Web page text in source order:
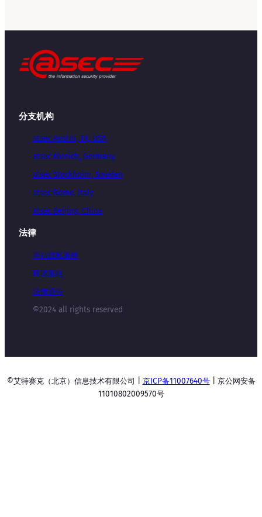
分支机构
atsec Austin, TX, USA
atsec Munich, Germany
atsec Stockholm, Sweden
atsec Rome, Italy
atsec Beijing, China
法律
网站隐私策略
环境策略
法律通告
©2024 all rights reserved
©艾特赛克（北京）信息技术有限公司 | 京ICP备11007640号| 京公网安备
11010802009570号